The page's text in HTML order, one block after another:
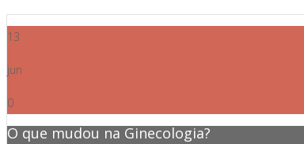
13
jun
0
O que mudou na Ginecologia?